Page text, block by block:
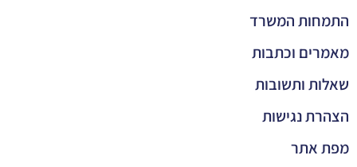
התמחות המשרד
מאמרים וכתבות
שאלות ותשובות
הצהרת נגישות
מפת אתר